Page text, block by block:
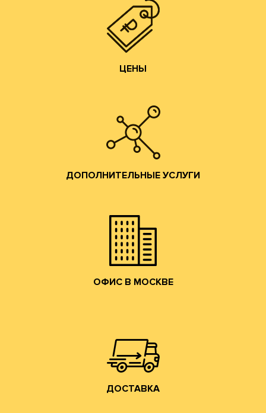
ЦЕНЫ
ЦЕНЫ
Цены на гофротару нашего производства всегда ниже,
ДОПОЛНИТЕЛЬНЫЕ УСЛУГИ
ДОПОЛНИТЕЛЬНЫЕ УСЛУГИ
Разработка конструкций;
Изготовление штанц-форм;
ОФИС В МОСКВЕ
ОФИС В МОСКВЕ
Мы приглашаем действующих и потенциальных
привлекательные условия сотрудничества.
помощь по всем вопросам производства гофротары.
ДОСТАВКА
ДОСТАВКА